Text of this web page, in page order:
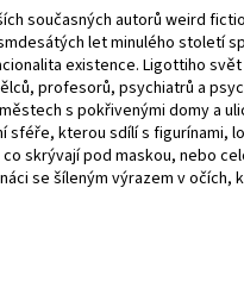
současných autorů weird
let minulého století
existence. Ligottiho
profesorů, psychiatrů a
s pokřivenými domy a
kterou sdílí s figurínami,
skrývají pod maskou, nebo
se šíleným výrazem v očích,